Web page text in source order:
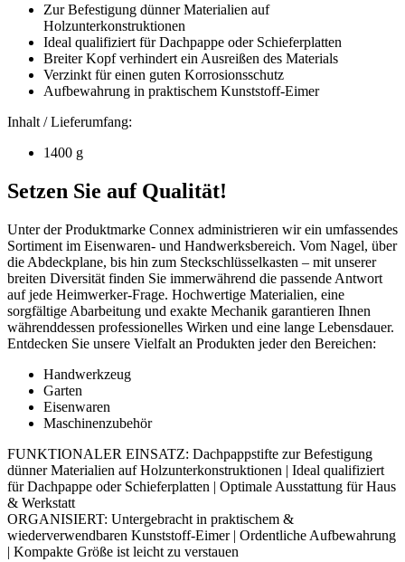
Zur Befestigung dünner Materialien auf
Holzunterkonstruktionen
Ideal qualifiziert für Dachpappe oder Schieferplatten
Breiter Kopf verhindert ein Ausreißen des Materials
Verzinkt für einen guten Korrosionsschutz
Aufbewahrung in praktischem Kunststoff-Eimer
Inhalt / Lieferumfang:
1400 g
Setzen Sie auf Qualität!
Unter der Produktmarke Connex administrieren wir ein umfassendes
Sortiment im Eisenwaren- und Handwerksbereich. Vom Nagel, über
die Abdeckplane, bis hin zum Steckschlüsselkasten – mit unserer
breiten Diversität finden Sie immerwährend die passende Antwort
auf jede Heimwerker-Frage. Hochwertige Materialien, eine
sorgfältige Abarbeitung und exakte Mechanik garantieren Ihnen
währenddessen professionelles Wirken und eine lange Lebensdauer.
Entdecken Sie unsere Vielfalt an Produkten jeder den Bereichen:
Handwerkzeug
Garten
Eisenwaren
Maschinenzubehör
FUNKTIONALER EINSATZ: Dachpappstifte zur Befestigung
dünner Materialien auf Holzunterkonstruktionen | Ideal qualifiziert
für Dachpappe oder Schieferplatten | Optimale Ausstattung für Haus
& Werkstatt
ORGANISIERT: Untergebracht in praktischem &
wiederverwendbaren Kunststoff-Eimer | Ordentliche Aufbewahrung
| Kompakte Größe ist leicht zu verstauen